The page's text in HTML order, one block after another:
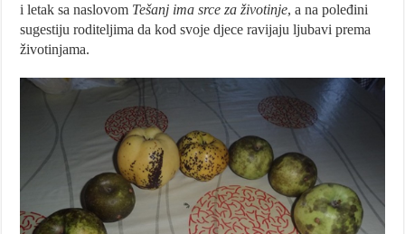
i letak sa naslovom Tešanj ima srce za životinje, a na poleđini
sugestiju roditeljima da kod svoje djece ravijaju ljubavi prema
životinjama.